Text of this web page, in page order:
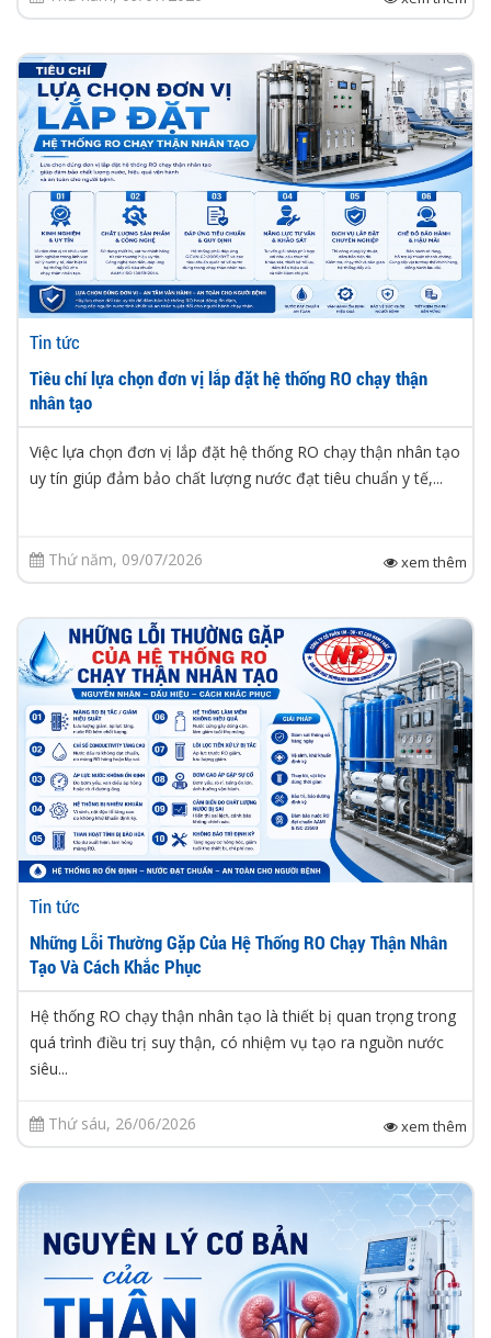
Tin tức
Tiêu chí lựa chọn đơn vị lắp đặt hệ thống RO chạy thận
nhân tạo
Việc lựa chọn đơn vị lắp đặt hệ thống RO chạy thận nhân tạo
uy tín giúp đảm bảo chất lượng nước đạt tiêu chuẩn y tế,...
Thứ năm, 09/07/2026 xem thêm
Tin tức
Những Lỗi Thường Gặp Của Hệ Thống RO Chạy Thận Nhân
Tạo Và Cách Khắc Phục
Hệ thống RO chạy thận nhân tạo là thiết bị quan trọng trong
quá trình điều trị suy thận, có nhiệm vụ tạo ra nguồn nước
siêu...
Thứ sáu, 26/06/2026 xem thêm